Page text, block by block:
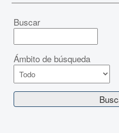
Buscar
Ámbito de búsqueda